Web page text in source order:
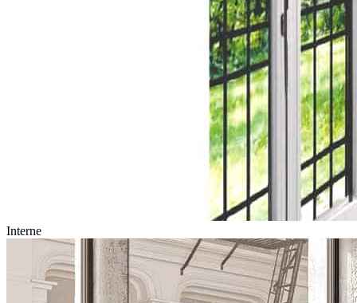
Interne